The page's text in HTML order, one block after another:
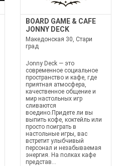
BOARD GAME & CAFE
JONNY DECK
Македонская 30, Стари
град
Jonny Deck — это
современное социальное
пространство и кафе, где
приятная атмосфера,
качественное общение и
мир настольных игр
сливаются
воедино.Придете ли вы
выпить кофе, коктейль или
просто поиграть в
настольные игры, вас
встретит улыбчивый
персонал и незабываемая
энергия. На полках кафе
представ...